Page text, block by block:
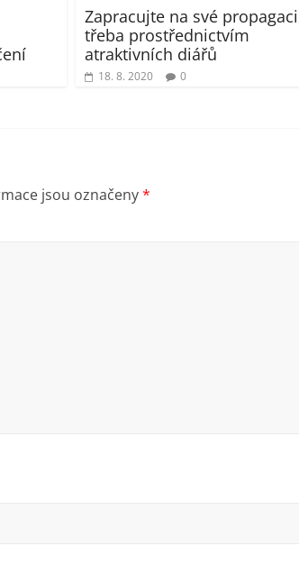
Zapracujte na své propagaci
třeba prostřednictvím
atraktivních diářů
18. 8. 2020 0
jsou označeny*